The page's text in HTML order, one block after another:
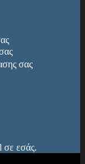
σας
σε εσάς.